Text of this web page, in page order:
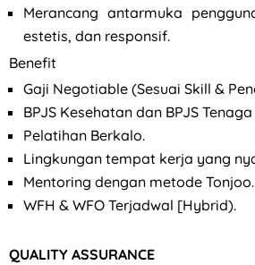
Merancang antarmuka
estetis, dan responsif.
Benefit
Gaji Negotiable (Sesuai Skill &
BPJS Kesehatan dan BPJS
Pelatihan Berkalo.
Lingkungan tempat kerja yang
Mentoring dengan metode Tonjoo.
WFH & WFO Terjadwal [Hybrid).
QUALITY ASSURANCE